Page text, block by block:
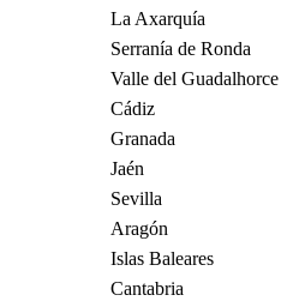
La Axarquía
Serranía de Ronda
Valle del Guadalhorce
Cádiz
Granada
Jaén
Sevilla
Aragón
Islas Baleares
Cantabria